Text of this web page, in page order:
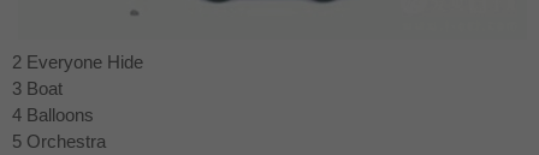
2 Everyone Hide
3 Boat
4 Balloons
5 Orchestra